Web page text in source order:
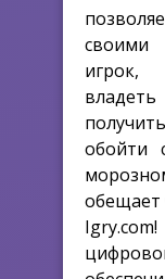
своими
игрок,
обойти
обещает